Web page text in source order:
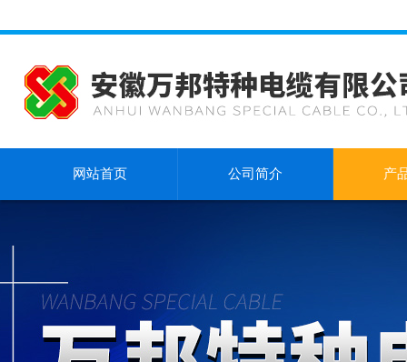
网站首页 公司简介 产